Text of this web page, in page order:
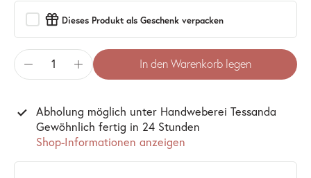
Dieses Produkt als Geschenk verpacken
In den Warenkorb legen
Abholung möglich unter Handweberei Tessanda
Gewöhnlich fertig in 24 Stunden
Shop-Informationen anzeigen